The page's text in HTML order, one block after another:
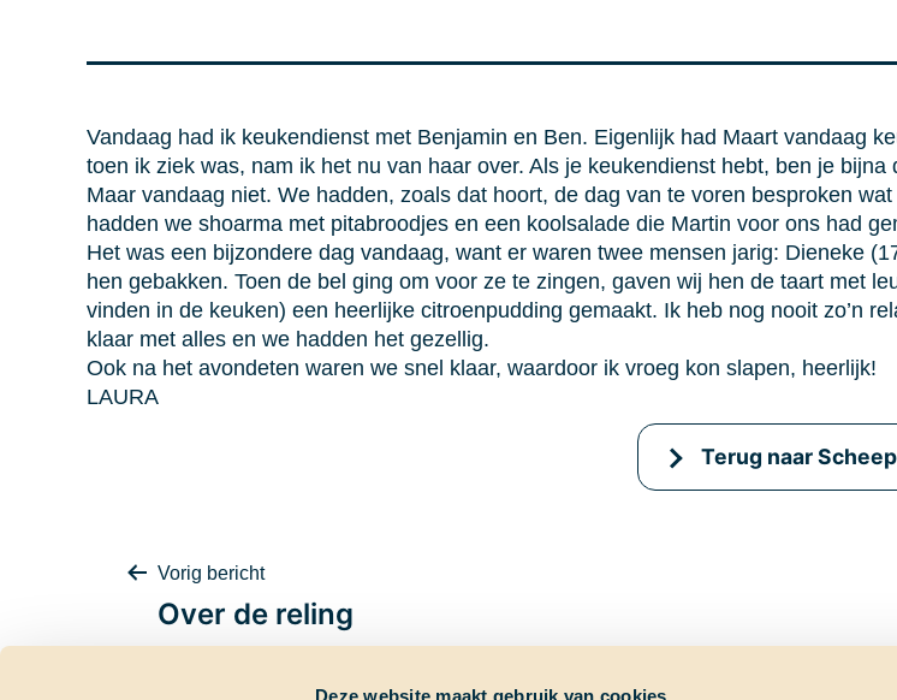
Deze website maakt gebruik van cookies
Vandaag had ik keukendienst met Benjamin en Ben. Eigenlijk had Maart vandaag
toen ik ziek was, nam ik het nu van haar over. Als je keukendienst hebt, ben je
Maar vandaag niet. We hadden, zoals dat hoort, de dag van te voren besproken
hadden we shoarma met pitabroodjes en een koolsalade die Martin voor ons had
Het was een bijzondere dag vandaag, want er waren twee mensen jarig: Dieneke
hen gebakken. Toen de bel ging om voor ze te zingen, gaven wij hen de taart met
vinden in de keuken) een heerlijke citroenpudding gemaakt. Ik heb nog nooit zo’n
klaar met alles en we hadden het gezellig.
Ook na het avondeten waren we snel klaar, waardoor ik vroeg kon slapen, heerlijk!
LAURA
Terug naar
Bericht
Vorig bericht
Over de reling